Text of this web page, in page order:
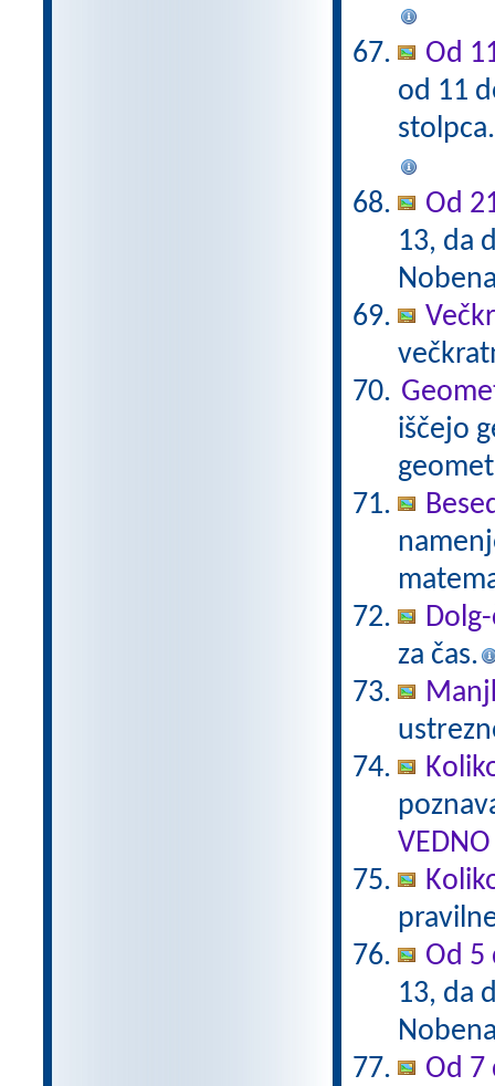
Od
od 11
Od
13, da
iščejo
za čas.
Od 5
13, da
Od 7